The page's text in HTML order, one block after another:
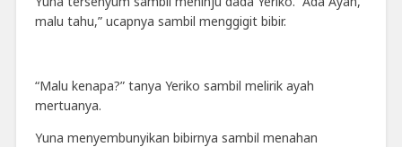
malu tahu,” ucapnya sambil menggigit bibir.
“Malu kenapa?” tanya Yeriko sambil melirik ayah
mertuanya.
Yuna menyembunyikan bibirnya sambil menahan